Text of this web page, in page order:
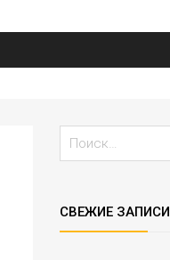
СВЕЖИЕ ЗАПИСИ